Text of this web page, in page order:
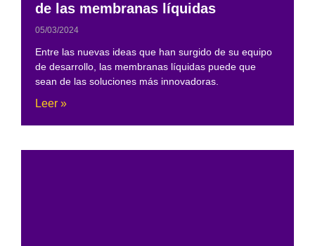
de las membranas líquidas
05/03/2024
Entre las nuevas ideas que han surgido de su equipo
de desarrollo, las membranas líquidas puede que
sean de las soluciones más innovadoras.
Leer »